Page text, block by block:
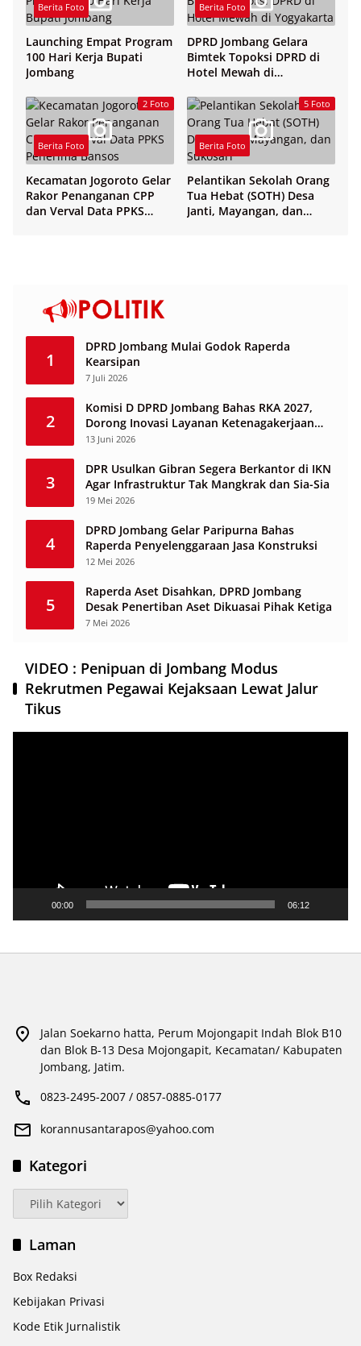
Berita Foto
Launching Empat Program
100 Hari Kerja Bupati
Jombang
Berita Foto
DPRD Jombang Gelara
Bimtek Topoksi DPRD di
Hotel Mewah di
2 Foto
Berita Foto
Kecamatan Jogoroto Gelar
Rakor Penanganan CPP
dan Verval Data PPKS
5 Foto
Berita Foto
Pelantikan Sekolah Orang
Tua Hebat (SOTH) Desa
Janti, Mayangan, dan
1
DPRD Jombang Mulai Godok Raperda
Kearsipan
7 Juli 2026
2
Komisi D DPRD Jombang Bahas RKA 2027,
Dorong Inovasi Layanan Ketenagakerjaan
Berbasis Desa
13 Juni 2026
3
DPR Usulkan Gibran Segera Berkantor di IKN
Agar Infrastruktur Tak Mangkrak dan Sia-Sia
19 Mei 2026
4
DPRD Jombang Gelar Paripurna Bahas
Raperda Penyelenggaraan Jasa Konstruksi
12 Mei 2026
5
Raperda Aset Disahkan, DPRD Jombang
Desak Penertiban Aset Dikuasai Pihak Ketiga
7 Mei 2026
VIDEO : Penipuan di Jombang Modus
Rekrutmen Pegawai Kejaksaan Lewat Jalur
Tikus
00:00 06:12
Jalan Soekarno hatta, Perum Mojongapit Indah Blok B10
dan Blok B-13 Desa Mojongapit, Kecamatan/ Kabupaten
Jombang, Jatim.
0823-2495-2007 / 0857-0885-0177
korannusantarapos@yahoo.com
Kategori
Kategori
Laman
Box Redaksi
Kebijakan Privasi
Kode Etik Jurnalistik